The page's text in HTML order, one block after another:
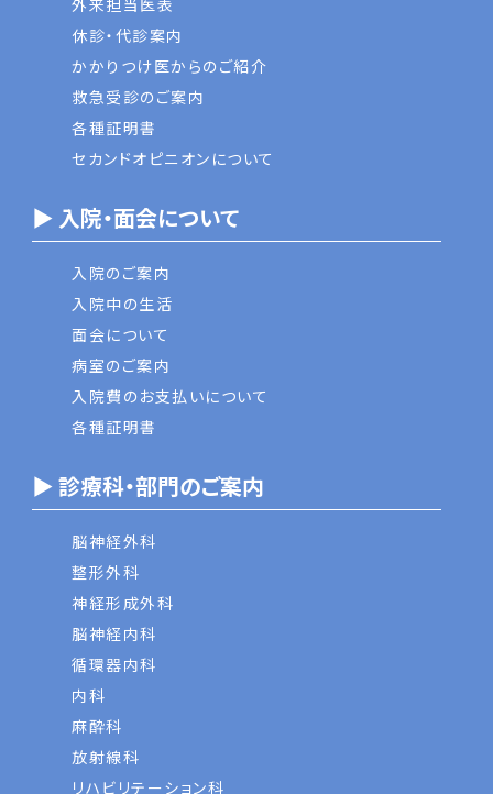
休診・代診案内
かかりつけ医からのご紹介
救急受診のご案内
各種証明書
セカンドオピニオンについて
▶ 入院・面会について
入院のご案内
入院中の生活
面会について
病室のご案内
入院費のお支払いについて
各種証明書
▶ 診療科・部門のご案内
脳神経外科
整形外科
神経形成外科
脳神経内科
循環器内科
内科
麻酔科
放射線科
リハビリテーション科